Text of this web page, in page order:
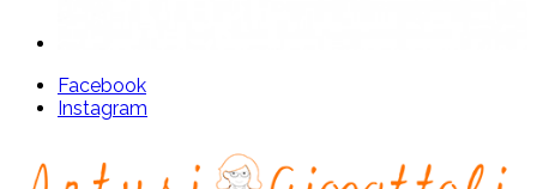
Facebook
Instagram